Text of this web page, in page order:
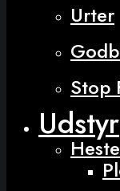
Urter
Stop
Udstyr
Heste